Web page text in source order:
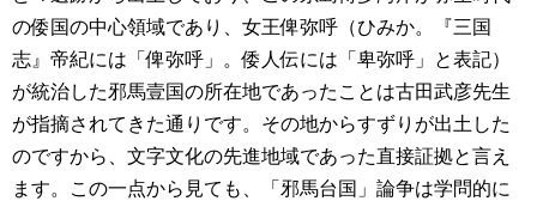
の倭国の中心領域であり、女王俾弥呼（ひみか。『三国
志』帝紀には「俾弥呼」。倭人伝には「卑弥呼」と表記）
が統治した邪馬壹国の所在地であったことは古田武彦先生
が指摘されてきた通りです。その地からすずりが出土した
のですから、文字文化の先進地域であった直接証拠と言え
ます。この一点から見ても、「邪馬台国」論争は学問的に